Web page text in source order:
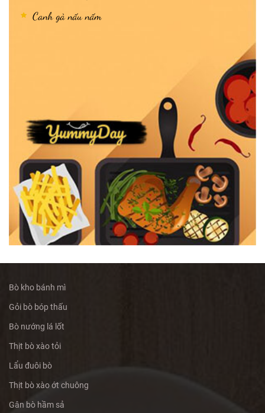
Canh gà nấu nấm
Bò kho bánh mì
Gỏi bò bóp thấu
Bò nướng lá lốt
Thịt bò xào tỏi
Lẩu đuôi bò
Thịt bò xào ớt chuông
Gân bò hầm sả